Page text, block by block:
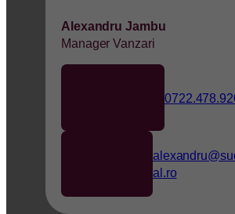
Alexandru Jambu
Manager Vanzari
al.ro